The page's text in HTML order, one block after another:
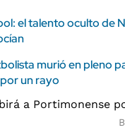
el talento oculto de
murió en pleno
un rayo